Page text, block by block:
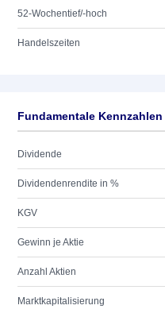
52-Wochentief/-hoch
Handelszeiten
Dividende
Dividendenrendite in %
KGV
Gewinn je Aktie
Anzahl Aktien
Marktkapitalisierung